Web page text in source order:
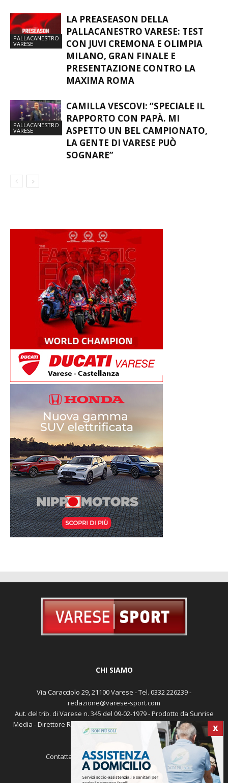
PALLACANESTRO
VARESE
LA PREASEASON DELLA
PALLACANESTRO VARESE: TEST
CON JUVI CREMONA E OLIMPIA
MILANO, GRAN FINALE E
PRESENTAZIONE CONTRO LA
MAXIMA ROMA
PALLACANESTRO
VARESE
CAMILLA VESCOVI: “SPECIALE IL
RAPPORTO CON PAPÀ. MI
ASPETTO UN BEL CAMPIONATO,
LA GENTE DI VARESE PUÒ
SOGNARE”
X
CHI SIAMO
Via Caracciolo 29, 21100 Varese - Tel. 0332 226239 -
redazione@varese-sport.com
Aut. del trib. di Varese n. 345 del 09-02-1979 - Prodotto da Sunrise
Media - Direttore Responsabile: Michele Marocco -Cookie policy
Pubblicità
Contattaci: redazione@varese-sport.com